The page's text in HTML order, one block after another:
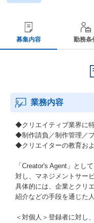
募集内容 勤務条
業務内容
◆クリエイティブ業界に
◆制作請負／制作管理／
◆クリエイターの教育お
「Creator's Agent」とし
対し、マネジメントサー
具体的には、企業とクリ
紹介などの手段を通じた
＜対個人＞登録者に対し